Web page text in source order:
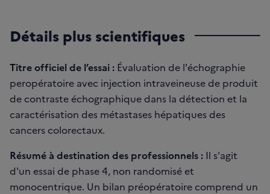
Détails plus scientifiques
Titre officiel de l’essai : Évaluation de l'échographie
peropératoire avec injection intraveineuse de produit
de contraste échographique dans la détection et la
caractérisation des métastases hépatiques des
cancers colorectaux.
Résumé à destination des professionnels : Il s'agit
d'un essai de phase 4, non randomisé et
monocentrique. Un bilan préopératoire comprend un